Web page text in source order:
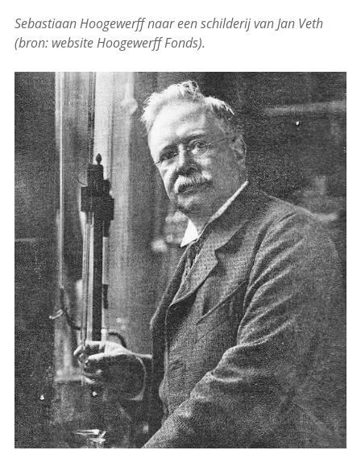
Sebastiaan Hoogewerff naar een schilderij van Jan Veth
(bron: website Hoogewerff Fonds).